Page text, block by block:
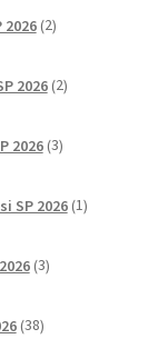
2izdelka
2026 2izdelka
2026 3izdelki
SP 2026 1izdelek
3izdelki
38izdelkov